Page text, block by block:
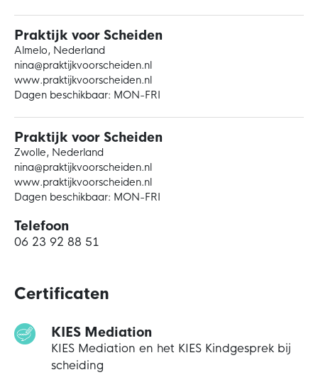
Praktijk voor Scheiden
Almelo, Nederland
nina@praktijkvoorscheiden.nl
www.praktijkvoorscheiden.nl
Dagen beschikbaar: MON-FRI
Praktijk voor Scheiden
Zwolle, Nederland
nina@praktijkvoorscheiden.nl
www.praktijkvoorscheiden.nl
Dagen beschikbaar: MON-FRI
Telefoon
06 23 92 88 51
Certificaten
KIES Mediation
KIES Mediation en het KIES Kindgesprek bij
scheiding